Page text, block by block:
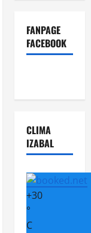
FANPAGE
FACEBOOK
CLIMA
IZABAL
+30
°
C